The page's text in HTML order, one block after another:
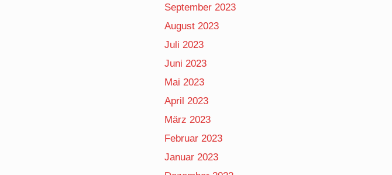
September 2023
August 2023
Juli 2023
Juni 2023
Mai 2023
April 2023
März 2023
Februar 2023
Januar 2023